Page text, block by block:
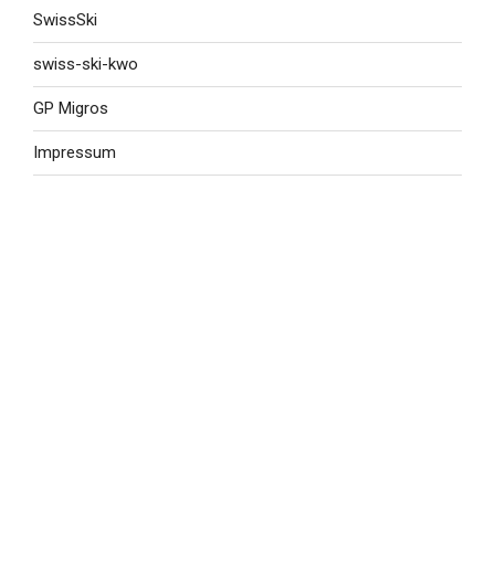
SwissSki
swiss-ski-kwo
GP Migros
Impressum